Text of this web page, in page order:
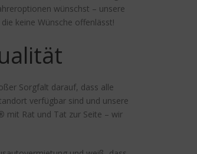
wünschst – unsere
keine Wünsche offenlässt!
Sorgfalt darauf, dass alle
verfügbar sind und unsere
mit Rat und Tat zur Seite – wir